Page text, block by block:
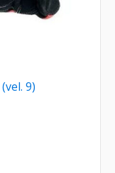
9)